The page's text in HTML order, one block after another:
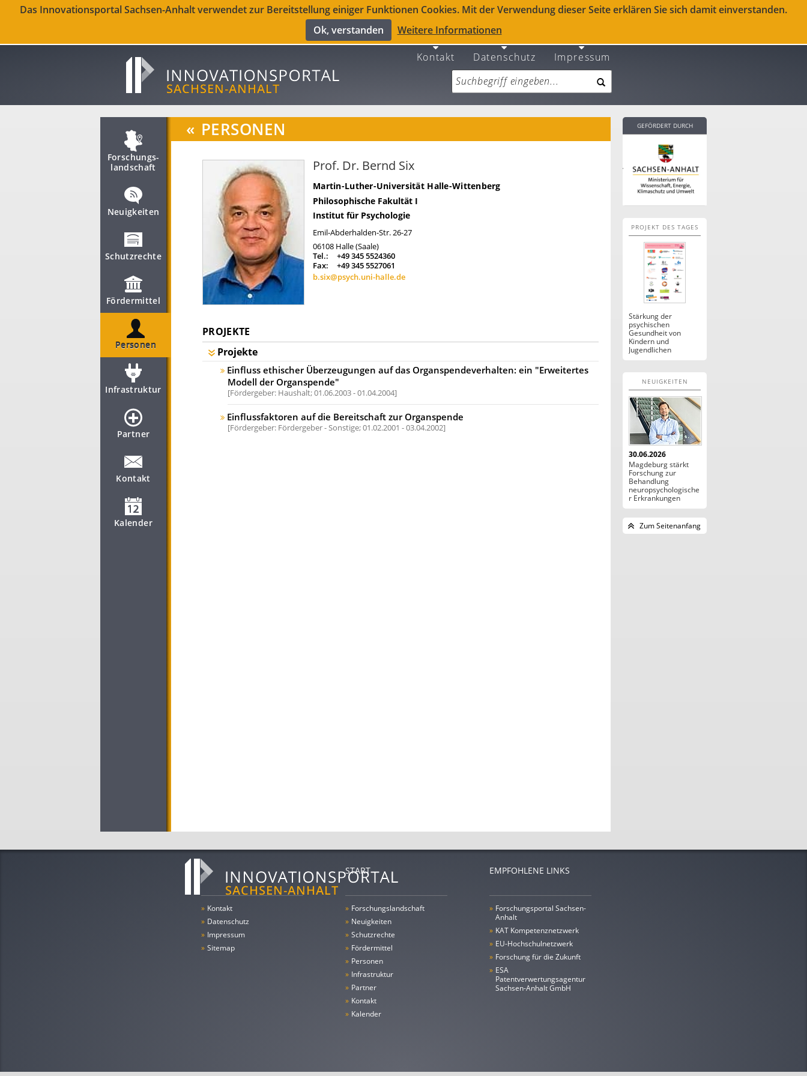
Das Innovationsportal Sachsen-Anhalt verwendet zur Bereitstellung einiger Funktionen Cookies. Mit der Verwendung dieser Seite erklären Sie sich damit einverstanden.
Ok, verstanden
Weitere Informationen
Kontakt Datenschutz Impressum
Forschungs­
landschaft
Neuigkeiten
Schutzrechte
Fördermittel
Personen
Infrastruktur
Partner
Kontakt
Kalender
« PERSONEN
Prof. Dr. Bernd Six
Martin-Luther-Universität Halle-Wittenberg
Philosophische Fakultät I
Institut für Psychologie
Emil-Abderhalden-Str. 26-27
06108 Halle (Saale)
Tel.:
+49 345 5524360
Fax:
+49 345 5527061
b.six@psych.uni-halle.de
PROJEKTE
Projekte
Einfluss ethischer Überzeugungen auf das Organspendeverhalten: ein "Erweitertes
Modell der Organspende"
Fördergeber: Haushalt;01.06.2003 - 01.04.2004
Einflussfaktoren auf die Bereitschaft zur Organspende
Fördergeber: Fördergeber - Sonstige;01.02.2001 - 03.04.2002
GEFÖRDERT DURCH
PROJEKT DES TAGES
Stärkung der
psychischen
Gesundheit von
Kindern und
Jugendlichen
NEUIGKEITEN
30.06.2026
Magdeburg stärkt
Forschung zur
Behandlung
neuropsychologische
r Erkrankungen
Zum Seitenanfang
» Kontakt
» Datenschutz
» Impressum
» Sitemap
START
» Forschungs­landschaft
» Neuigkeiten
» Schutzrechte
» Fördermittel
» Personen
» Infrastruktur
» Partner
» Kontakt
» Kalender
EMPFOHLENE LINKS
» Forschungsportal Sachsen-
Anhalt
» KAT Kompetenznetzwerk
» EU-Hochschulnetzwerk
» Forschung für die Zukunft
» ESA
Patentverwertungsagentur
Sachsen-Anhalt GmbH